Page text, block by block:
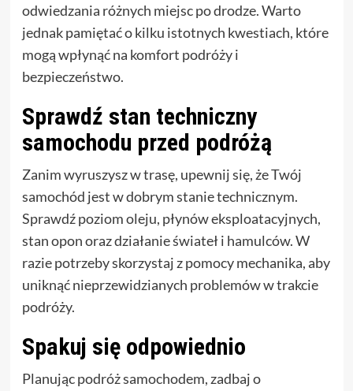
odwiedzania różnych miejsc po drodze. Warto
jednak pamiętać o kilku istotnych kwestiach, które
mogą wpłynąć na komfort podróży i
bezpieczeństwo.
Sprawdź stan techniczny
samochodu przed podróżą
Zanim wyruszysz w trasę, upewnij się, że Twój
samochód jest w dobrym stanie technicznym.
Sprawdź poziom oleju, płynów eksploatacyjnych,
stan opon oraz działanie świateł i hamulców. W
razie potrzeby skorzystaj z pomocy mechanika, aby
uniknąć nieprzewidzianych problemów w trakcie
podróży.
Spakuj się odpowiednio
Planując podróż samochodem, zadbaj o